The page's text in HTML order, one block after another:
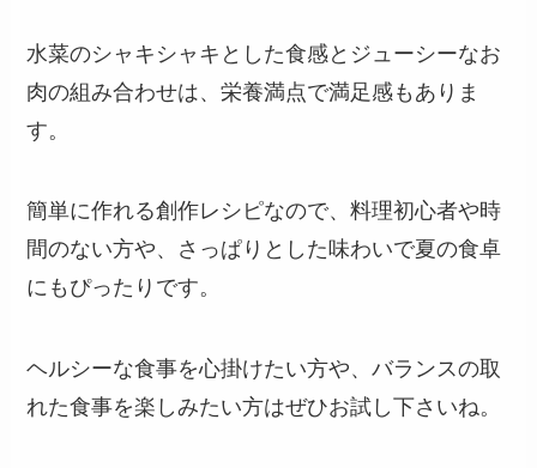
水菜のシャキシャキとした食感とジューシーなお
肉の組み合わせは、栄養満点で満足感もありま
す。
簡単に作れる創作レシピなので、料理初心者や時
間のない方や、さっぱりとした味わいで夏の食卓
にもぴったりです。
ヘルシーな食事を心掛けたい方や、バランスの取
れた食事を楽しみたい方はぜひお試し下さいね。